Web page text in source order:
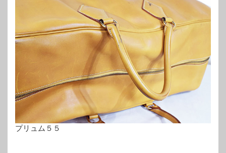
プリュム５５